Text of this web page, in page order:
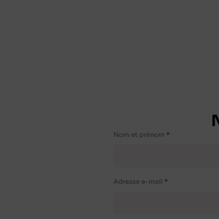
Nom et prénom
Adresse e-mail